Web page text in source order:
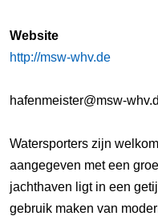
Website
http://msw-whv.de
hafenmeister@msw-
Watersporters zijn
aangegeven met een
jachthaven ligt in een
gebruik maken van